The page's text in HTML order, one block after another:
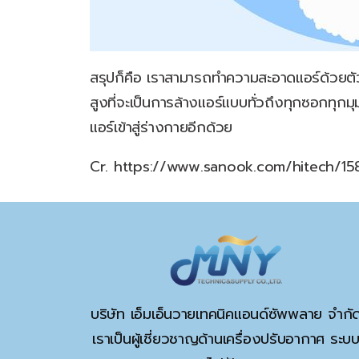
สรุปก็คือ เราสามารถทำความสะอาดแอร์ด้วย
สูงที่จะเป็นการล้างแอร์แบบทั่วถึงทุกซอกทุกมุ
แอร์เข้าสู่ร่างกายอีกด้วย
Cr. https://www.sanook.com/hitech/
บริษัท เอ็มเอ็นวายเทคนิคแอนด์ซัพพลาย จำกั
เราเป็นผู้เชี่ยวชาญด้านเครื่องปรับอากาศ ระบบ